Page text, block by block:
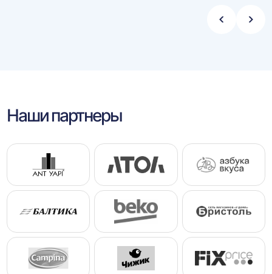
Стрелка
Наши партнеры